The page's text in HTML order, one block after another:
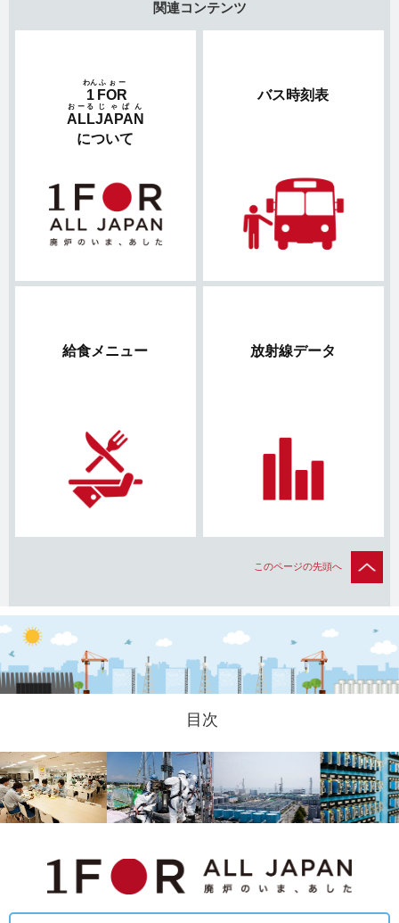
関連コンテンツ
1
わん
FOR
ふぉー
ALL
おーる
JAPAN
じゃぱん
について
バス時刻表
給食メニュー 放射線データ
このページの先頭へ
目次